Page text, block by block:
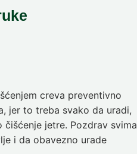
creva preventivno
jer to treba svako da uradi,
jetre. Pozdrav svima
i da obavezno urade